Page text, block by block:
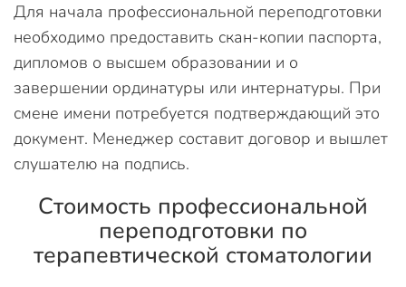
Для начала профессиональной переподготовки
необходимо предоставить скан-копии паспорта,
дипломов о высшем образовании и о
завершении ординатуры или интернатуры. При
смене имени потребуется подтверждающий это
документ. Менеджер составит договор и вышлет
слушателю на подпись.
Стоимость профессиональной
переподготовки по
терапевтической стоматологии